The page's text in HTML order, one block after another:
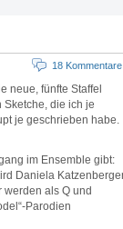
18 Kommentare
neue, fünfte Staffel
die ich je
je geschrieben habe.
im Ensemble gibt:
Daniela
als Q und
Parodien